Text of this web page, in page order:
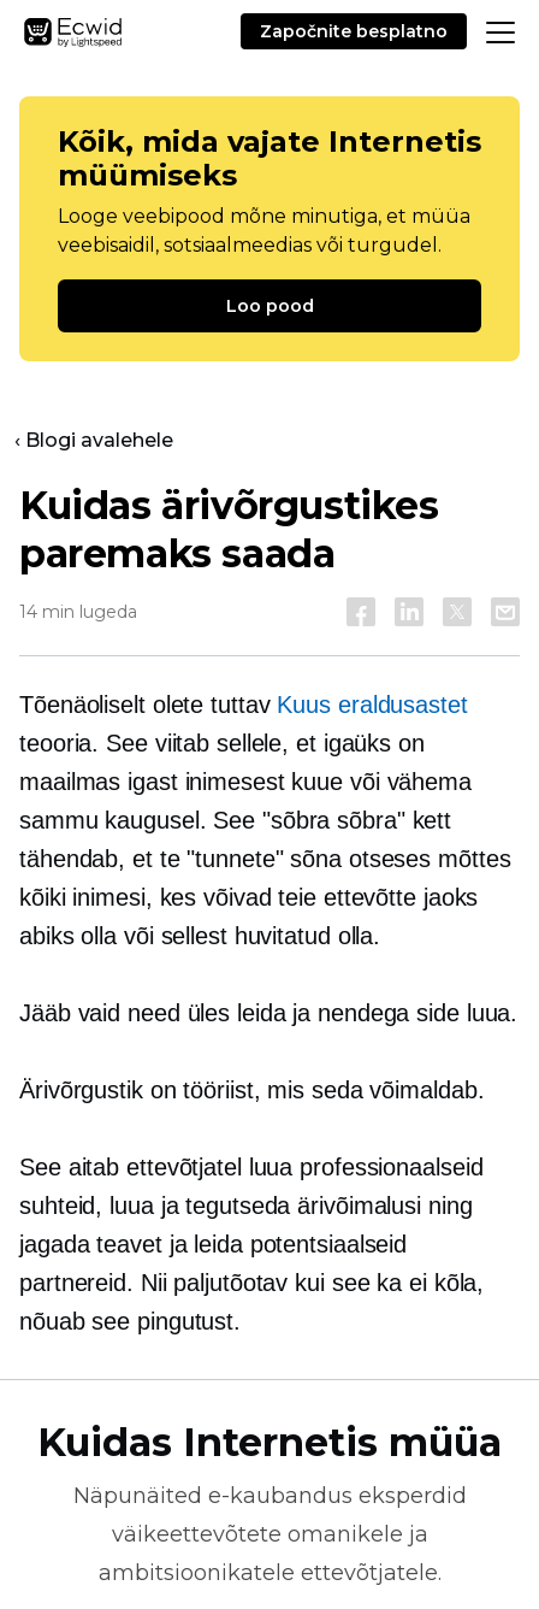
Započnite besplatno
Kõik, mida vajate Internetis
müümiseks
Looge veebipood mõne minutiga, et müüa
veebisaidil, sotsiaalmeedias või turgudel.
Loo pood
‹ Blogi avalehele
Kuidas ärivõrgustikes
paremaks saada
14 min lugeda
Tõenäoliselt olete tuttav Kuus eraldusastet
teooria. See viitab sellele, et igaüks on
maailmas igast inimesest kuue või vähema
sammu kaugusel. See "sõbra sõbra" kett
tähendab, et te "tunnete" sõna otseses mõttes
kõiki inimesi, kes võivad teie ettevõtte jaoks
abiks olla või sellest huvitatud olla.
Jääb vaid need üles leida ja nendega side luua.
Ärivõrgustik on tööriist, mis seda võimaldab.
See aitab ettevõtjatel luua professionaalseid
suhteid, luua ja tegutseda ärivõimalusi ning
jagada teavet ja leida potentsiaalseid
partnereid. Nii paljutõotav kui see ka ei kõla,
nõuab see pingutust.
Kuidas Internetis müüa
Näpunäited e-kaubandus eksperdid
väikeettevõtete omanikele ja
ambitsioonikatele ettevõtjatele.